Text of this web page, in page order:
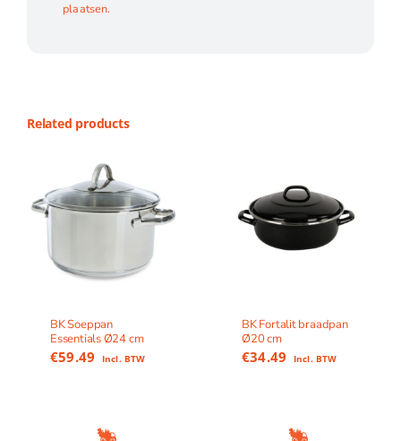
plaatsen.
Related products
BK Soeppan
Essentials Ø24 cm
€59.49 Incl. BTW
BK Fortalit braadpan
Ø20 cm
€34.49 Incl. BTW